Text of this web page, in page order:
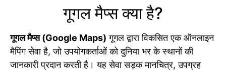
गूगल मैप्स क्या है?
गूगल मैप्स (Google Maps) गूगल द्वारा विकसित एक ऑनलाइन
मैपिंग सेवा है, जो उपयोगकर्ताओं को दुनिया भर के स्थानों की
जानकारी प्रदान करती है। यह सेवा सड़क मानचित्र, उपग्रह